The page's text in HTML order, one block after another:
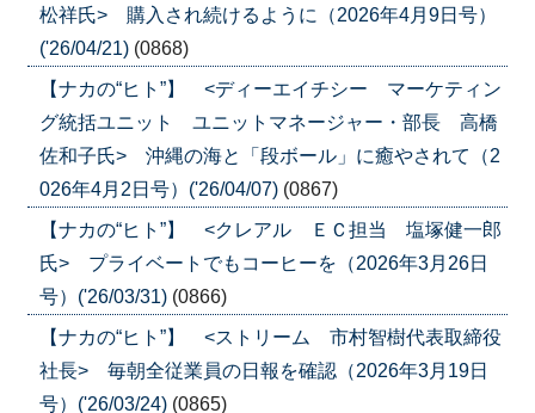
松祥氏> 購入され続けるように（2026年4月9日号）
('26/04/21) (0868)
【ナカの“ヒト”】 <ディーエイチシー マーケティン
グ統括ユニット ユニットマネージャー・部長 高橋
佐和子氏> 沖縄の海と「段ボール」に癒やされて（2
026年4月2日号）('26/04/07) (0867)
【ナカの“ヒト”】 <クレアル ＥＣ担当 塩塚健一郎
氏> プライベートでもコーヒーを（2026年3月26日
号）('26/03/31) (0866)
【ナカの“ヒト”】 <ストリーム 市村智樹代表取締役
社長> 毎朝全従業員の日報を確認（2026年3月19日
号）('26/03/24) (0865)